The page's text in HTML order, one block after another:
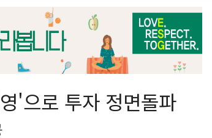
'으로 투자 정면돌파